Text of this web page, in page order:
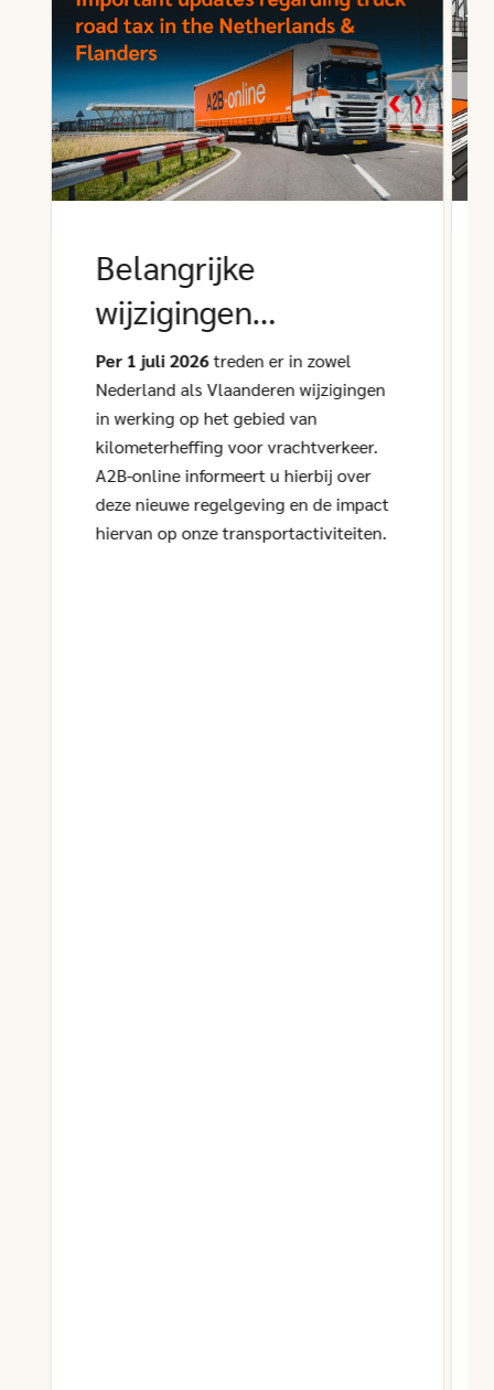
Belangrijke
wijzigingen
vrachtwagenheffing
per 1 juli 2026
Per 1 juli 2026treden er in zowel
Nederland als Vlaanderen wijzigingen
in werking op het gebied van
kilometerheffing voor vrachtverkeer.
A2B-online informeert u hierbij over
deze nieuwe regelgeving en de impact
hiervan op onze transportactiviteiten.